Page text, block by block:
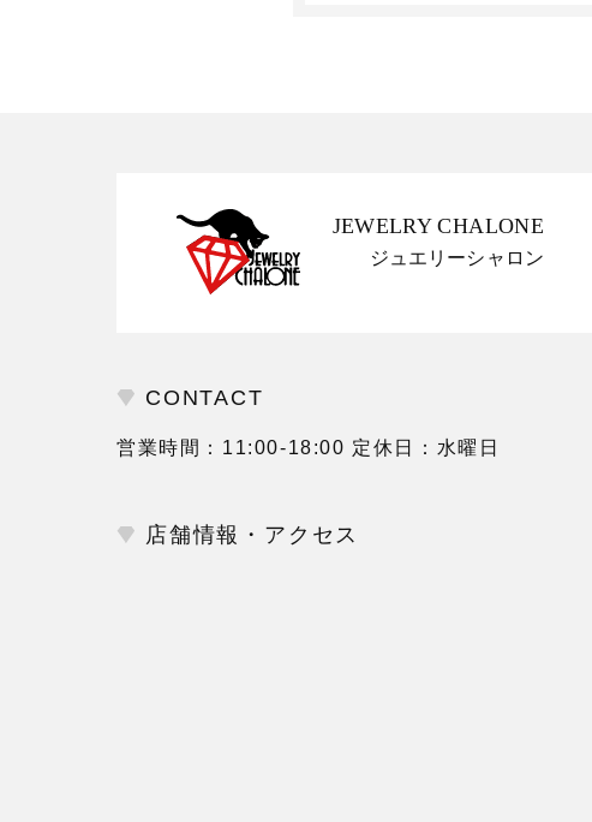
JEWELRY CHALONE
ジュエリーシャロン
CONTACT
営業時間：11:00-18:00 定休日：水曜日
店舗情報・アクセス